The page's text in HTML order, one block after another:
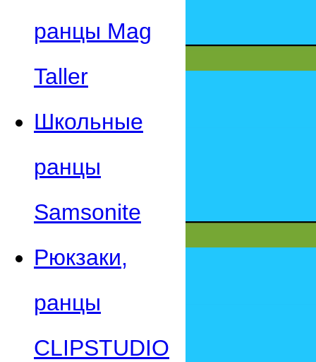
ранцы Mag
Taller
Школьные
ранцы
Samsonite
Рюкзаки,
ранцы
CLIPSTUDIO